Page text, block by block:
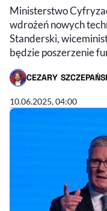
Ministerstwo
wdrożeń nowych
Standerski,
będzie poszerzenie
CEZARY
- AUTOR ARTYKUŁU -
10.06.2025, 04:00